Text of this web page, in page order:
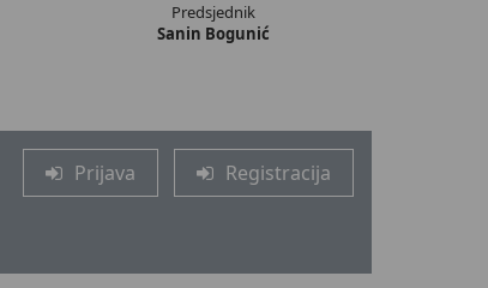
Predsjednik
Sanin Bogunić
Prijava Registracija